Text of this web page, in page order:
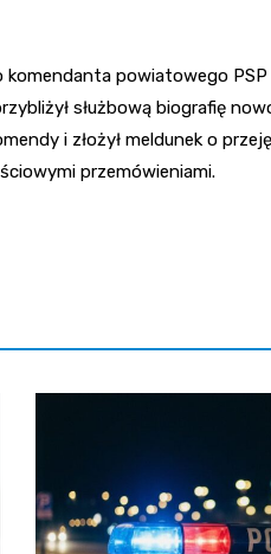
powiatowego
służbową biografię
i złożył meldunek o
przemówieniami.